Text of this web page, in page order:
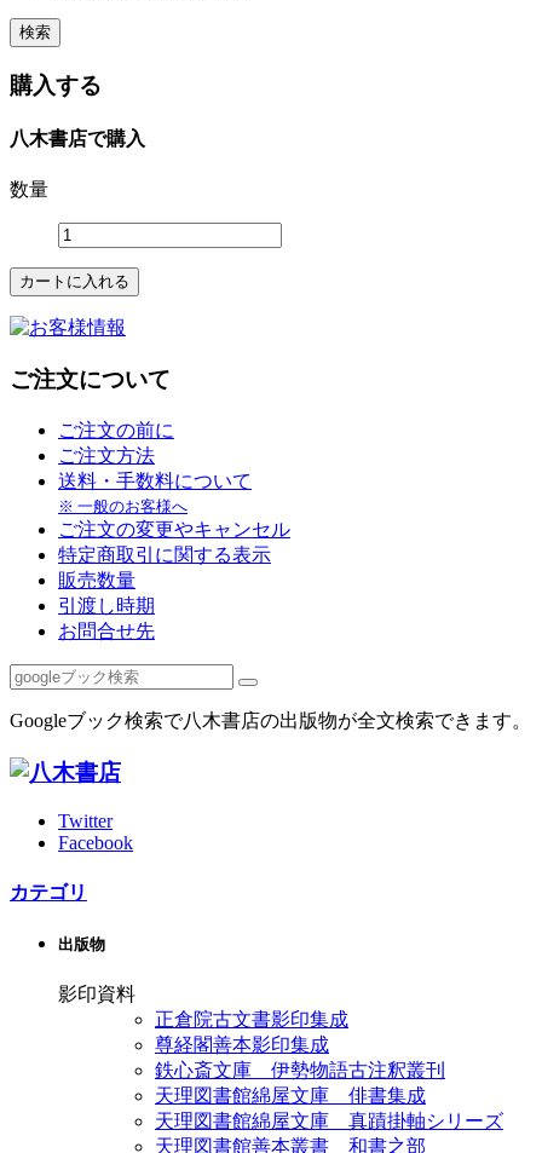
購入する
八木書店で購入
数量
ご注文について
ご注文の前に
ご注文方法
送料・手数料について
※ 一般のお客様へ
ご注文の変更やキャンセル
特定商取引に関する表示
販売数量
引渡し時期
お問合せ先
Googleブック検索で八木書店の出版物が全文検索できます。
Twitter
Facebook
カテゴリ
出版物
影印資料
正倉院古文書影印集成
尊経閣善本影印集成
鉄心斎文庫 伊勢物語古注釈叢刊
天理図書館綿屋文庫 俳書集成
天理図書館綿屋文庫 真蹟掛軸シリーズ
天理図書館善本叢書 和書之部